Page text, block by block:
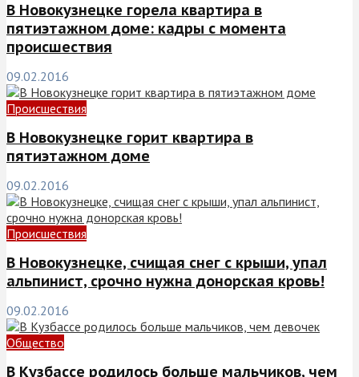
В Новокузнецке горела квартира в
пятиэтажном доме: кадры с момента
происшествия
09.02.2016
Происшествия
В Новокузнецке горит квартира в
пятиэтажном доме
09.02.2016
Происшествия
В Новокузнецке, счищая снег с крыши, упал
альпинист, срочно нужна донорская кровь!
09.02.2016
Общество
В Кузбассе родилось больше мальчиков, чем